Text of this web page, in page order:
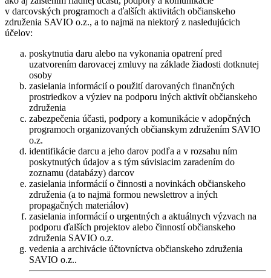
v darcovských programoch a ďalších aktivitách občianskeho
združenia SAVIO o.z., a to najmä na niektorý z nasledujúcich
účelov:
poskytnutia daru alebo na vykonania opatrení pred
uzatvorením darovacej zmluvy na základe žiadosti dotknutej
osoby
zasielania informácií o použití darovaných finančných
prostriedkov a výziev na podporu iných aktivít občianskeho
združenia
zabezpečenia účasti, podpory a komunikácie v adopčných
programoch organizovaných občianskym združením SAVIO
o.z.
identifikácie darcu a jeho darov podľa a v rozsahu ním
poskytnutých údajov a s tým súvisiacim zaradením do
zoznamu (databázy) darcov
zasielania informácií o činnosti a novinkách občianskeho
združenia (a to najmä formou newslettrov a iných
propagačných materiálov)
zasielania informácií o urgentných a aktuálnych výzvach na
podporu ďalších projektov alebo činností občianskeho
združenia SAVIO o.z.
vedenia a archivácie účtovníctva občianskeho združenia
SAVIO o.z..